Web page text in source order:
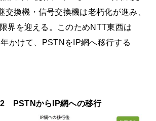
交換機・信号交換機は老朽化が進み、
界を迎える。このためNTT東西は
かけて、PSTNをIP網へ移行する
2 PSTNからIP網への移行